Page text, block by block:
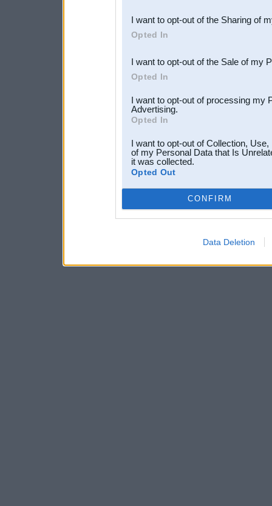
Downstream Participants
third parties.
I want to opt-out of the Sharing of
Opted In
I want to opt-out of the Sale of my
Opted In
I want to opt-out of processing my
Advertising.
Opted In
I want to opt-out of Collection,
of my Personal Data that Is
it was collected.
Opted Out
CONFIRM
Data Deletion